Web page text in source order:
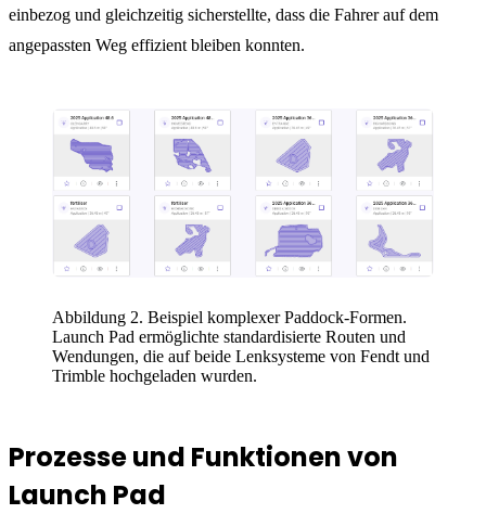
einbezog und gleichzeitig sicherstellte, dass die Fahrer auf dem
angepassten Weg effizient bleiben konnten.
Abbildung 2. Beispiel komplexer Paddock-Formen.
Launch Pad ermöglichte standardisierte Routen und
Wendungen, die auf beide Lenksysteme von Fendt und
Trimble hochgeladen wurden.
Prozesse und Funktionen von
Launch Pad